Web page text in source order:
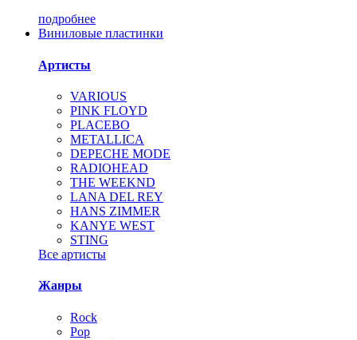
подробнее
Виниловые пластинки
Артисты
VARIOUS
PINK FLOYD
PLACEBO
METALLICA
DEPECHE MODE
RADIOHEAD
THE WEEKND
LANA DEL REY
HANS ZIMMER
KANYE WEST
STING
Все артисты
Жанры
Rock
Pop